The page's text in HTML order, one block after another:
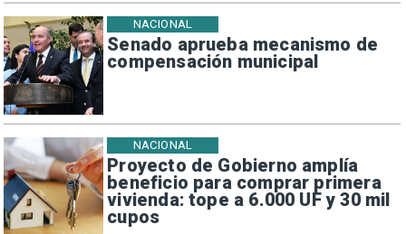
Senado aprueba mecanismo de
compensación municipal
NACIONAL
Proyecto de Gobierno amplía
beneficio para comprar primera
vivienda: tope a 6.000 UF y 30 mil
cupos
NACIONAL